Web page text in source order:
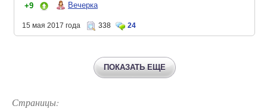
+9 Вечерка
15 мая 2017 года 338 24
ПОКАЗАТЬ ЕЩЕ
Страницы: